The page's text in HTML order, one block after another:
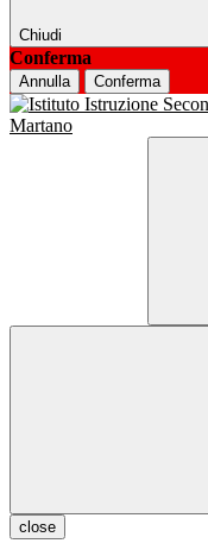
Chiudi
Conferma
Annulla Conferma
close